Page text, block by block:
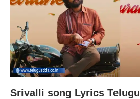
Srivalli song Lyrics Telugu